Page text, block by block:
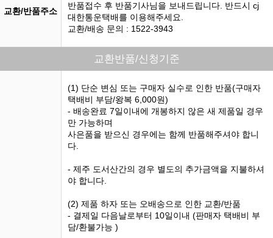
교환/반품주소
반품접수 후 반품기사님을 보내드립니다. 반드시 cj
대한통운택배를 이용해주세요.
교환/배송 문의 : 1522-3943
교환반품/신청기준
(1) 단순 변심 또는 구매자 실수로 인한 반품(구매자
택배비 부담/왕복 6,000원)
- 배송완료 7일이내에 개봉하지 않은 새 제품일 경우
만 가능하며
사은품을 받으신 경우에는 함께 반품해주셔야 합니
다.
- 제주 도서산간의 경우 별도의 추가금액을 지불하셔
야 합니다.
(2) 제품 하자 또는 오배송으로 인한 교환/반품
- 결제일 다음날로부터 10일이내 (판매자 택배비 부
담/환불가능 )